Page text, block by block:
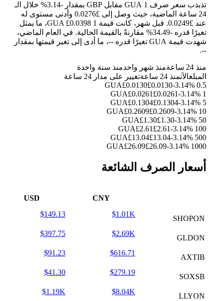
تذبذب سعر صرف 1 GUA مقابل GBP بمقدار -3.14%
خلال الـ
24 ساعة الماضية، حيث وصل إلى £0.0276 وأدنى مستوى له
عند £0.0249. قبل شهر، كانت قيمة 1 GUA £0.0398، ما يمثل
تغيرًا قدره -34.49%
مقارنةً بالقيمة الحالية. في العام الماضي،
شهدت قيمة GUA تغيرًا قدره
--، ما أدى إلى تغير قيمتها بمقدار
--
.
منذ 24 ساعة منذ شهر واحدمنذ سنة واحدة
المبلغالآنمنذ 24 ساعة
تغيير على مدار 24 ساعة
0.5 GUA
£0.0130£0.0130-3.14%
1 GUA
£0.0261 £0.0261-3.14%
5 GUA
£0.1304£0.1304-3.14%
10 GUA
£0.2609£0.2609-3.14%
50 GUA
£1.30£1.30-3.14%
100 GUA
£2.61 £2.61-3.14%
500 GUA
£13.04£13.04-3.14%
1000 GUA
£26.09£26.09-3.14%
أسعار الصرف الشائعة
CNY
USD
SHOPON
$1.01K
$149.13
GLDON
$2.69K
$397.75
AXTIB
$616.71
$91.23
SOXSB
$279.19
$41.30
LLYON
$8.04K
$1.19K